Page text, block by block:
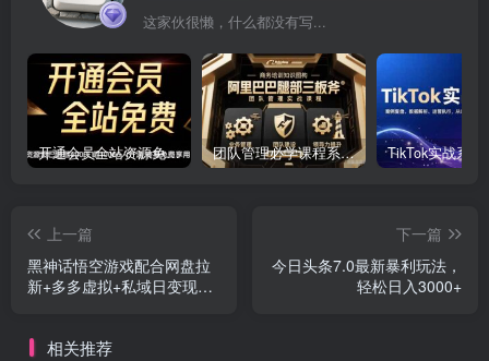
这家伙很懒，什么都没有写...
开通会员全站资源免费下载 开通VIP会员 HY资源库 团队管理必学课程系列，阿里巴巴“腿部三板斧”
上一篇
黑神话悟空游戏配合网盘拉
新+多多虚拟+私域日变现
下一篇
今日头条7.0最新暴利玩法，
轻松日入3000+
相关推荐